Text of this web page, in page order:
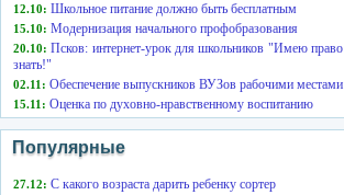
12.10: Школьное питание должно быть бесплатным
15.10: Модернизация начального профобразования
20.10: Псков: интернет-урок для школьников "Имею право
знать!"
02.11: Обеспечение выпускников ВУЗов рабочими местами
15.11: Оценка по духовно-нравственному воспитанию
Популярные
27.12: С какого возраста дарить ребенку сортер